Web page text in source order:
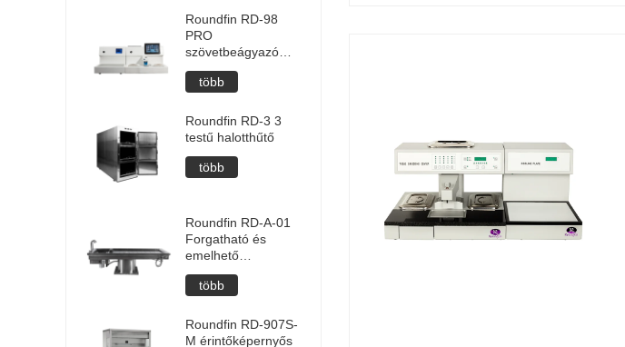
Roundfin RD-98
PRO
szövetbeágyazó
állomás
több
Roundfin RD-3 3
testű halotthűtő
több
Roundfin RD-A-01
Forgatható és
emelhető
boncasztal
több
Roundfin RD-907S-
M érintőképernyős